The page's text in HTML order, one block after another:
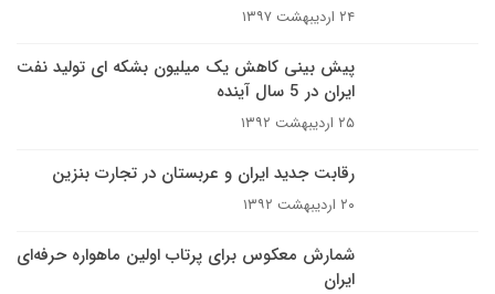
۲۴ اردیبهشت ۱۳۹۷
پیش بینی کاهش یک میلیون بشکه ای تولید نفت
ایران در 5 سال آینده
۲۵ اردیبهشت ۱۳۹۲
رقابت جدید ایران و عربستان در تجارت بنزین
۲۰ اردیبهشت ۱۳۹۲
شمارش معکوس برای پرتاب اولین ماهواره حرفه‌ای
ایران